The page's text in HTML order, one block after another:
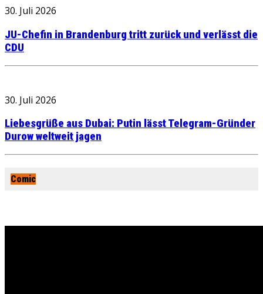
30. Juli 2026
JU-Chefin in Brandenburg tritt zurück und verlässt die
CDU
30. Juli 2026
Liebesgrüße aus Dubai: Putin lässt Telegram-Gründer
Durow weltweit jagen
Comic